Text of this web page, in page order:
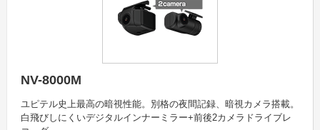
NV-8000M
ユピテル史上最高の暗視性能。別格の夜間記録、暗視カメラ搭載。
白飛びしにくいデジタルインナーミラー+前後2カメラドライブレ